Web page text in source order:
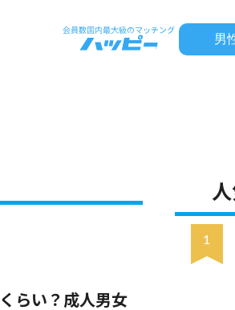
男
らい？成人男女